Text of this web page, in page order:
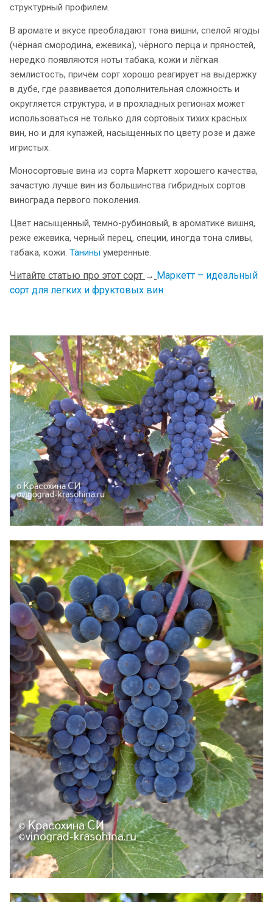
структурный профилем.
В аромате и вкусе преобладают тона вишни, спелой ягоды
(чёрная смородина, ежевика), чёрного перца и пряностей,
нередко появляются ноты табака, кожи и лёгкая
землистость, причём сорт хорошо реагирует на выдержку
в дубе, где развивается дополнительная сложность и
округляется структура, и в прохладных регионах может
использоваться не только для сортовых тихих красных
вин, но и для купажей, насыщенных по цвету розе и даже
игристых.
Моносортовые вина из сорта Маркетт хорошего качества,
зачастую лучше вин из большинства гибридных сортов
винограда первого поколения.
Цвет насыщенный, темно-рубиновый, в ароматике вишня,
реже ежевика, черный перец, специи, иногда тона сливы,
табака, кожи. Танины умеренные.
Читайте статью про этот сорт → Маркетт – идеальный
сорт для легких и фруктовых вин